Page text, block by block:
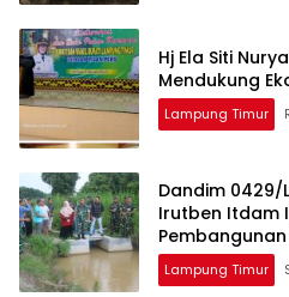
Hj Ela Siti
Mendukung
Lampung Timur
Dandim 0429/
Irutben Itdam
Lampung Timur